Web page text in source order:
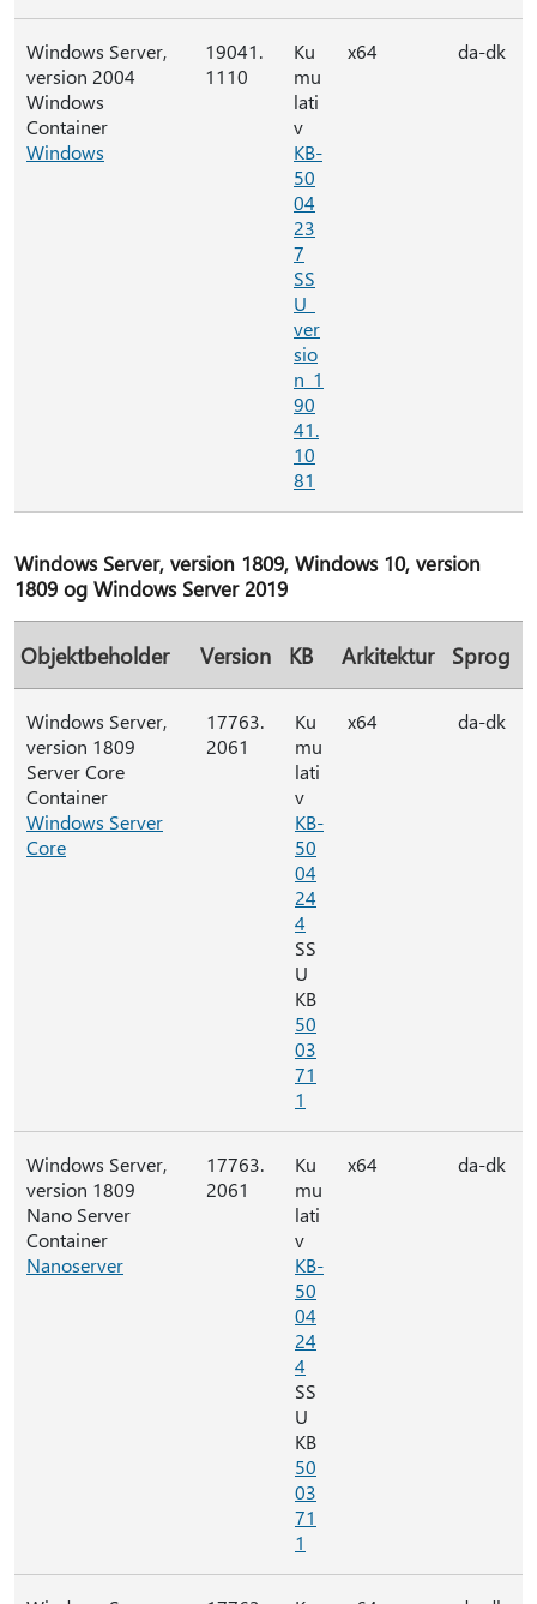
Windows Server,
version 2004
Windows
Container
Windows
19041.
1110
Ku
mu
lati
v
KB-
50
04
23
7
SS
U_
ver
sio
n_1
90
41.
10
81
x64 da-dk
Windows Server, version 1809, Windows 10, version
1809 og Windows Server 2019
Objektbeholder Version KB Arkitektur Sprog
Windows Server,
version 1809
Server Core
Container
Windows Server
Core
17763.
2061
Ku
mu
lati
v
KB-
50
04
24
4
SS
U
KB
50
03
71
1
x64 da-dk
Windows Server,
version 1809
Nano Server
Container
Nanoserver
17763.
2061
Ku
mu
lati
v
KB-
50
04
24
4
SS
U
KB
50
03
71
1
x64 da-dk